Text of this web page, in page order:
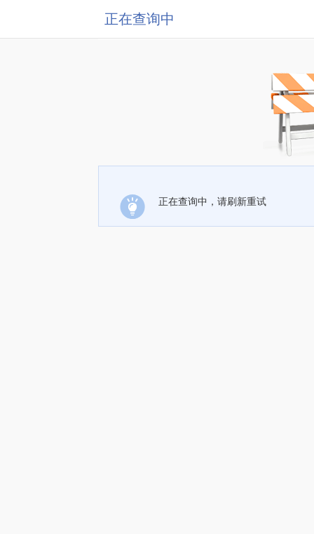
正在查询中
正在查询中，请刷新重试